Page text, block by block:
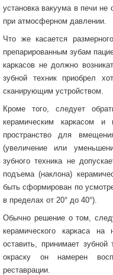
установка вакуума в печи не
при атмосферном давлении.
Что же касается
препарированным зубам
каркасов не должно
зубной техник приобрел
сканирующим устройством.
Кроме того, следует
керамическим каркасом и
пространство для
(увеличение или
зубного техника не
подъема (наклона)
быть сформирован по
в пределах от 20° до 40°).
Обычно решение о том,
керамического каркаса
оставить, принимает
окраску он намерен
реставрации.